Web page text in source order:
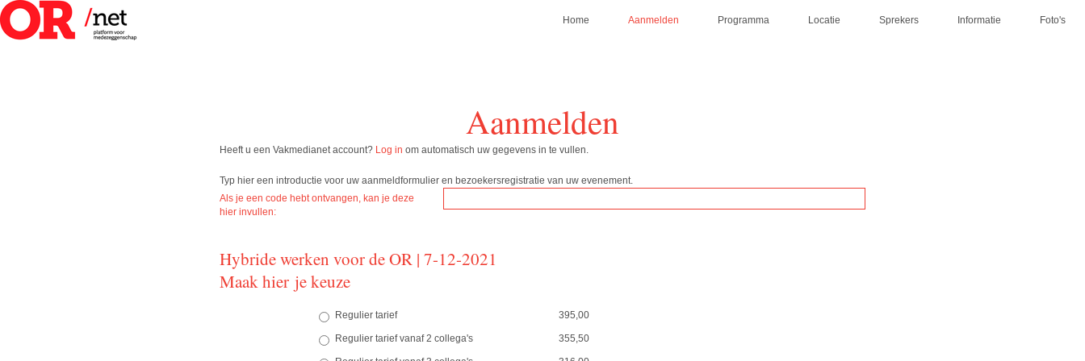
Home Aanmelden Programma Locatie Sprekers Informatie Foto's
Aanmelden
Heeft u een Vakmedianet account? Log in om automatisch uw gegevens in te vullen.
Typ hier een introductie voor uw aanmeldformulier en bezoekersregistratie van uw evenement.
Als je een code hebt ontvangen, kan je deze
hier invullen:
Hybride werken voor de OR | 7-12-2021
Maak hier je keuze
Regulier tarief 395,00
Regulier tarief vanaf 2 collega's 355,50